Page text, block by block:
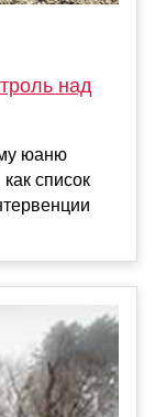
над
юаню
список